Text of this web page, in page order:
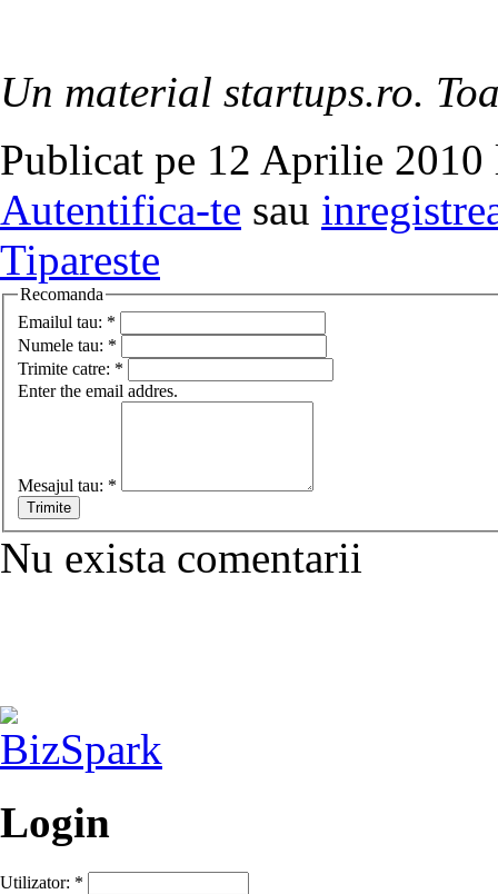
Un material startups.ro.
Publicat pe 12 Aprilie 2010
Autentifica-te sau
Tipareste
Recomanda
Emailul tau: *
Numele tau: *
Trimite catre: *
Enter the email addres.
Mesajul tau: *
Nu exista comentarii
Login
Utilizator: *